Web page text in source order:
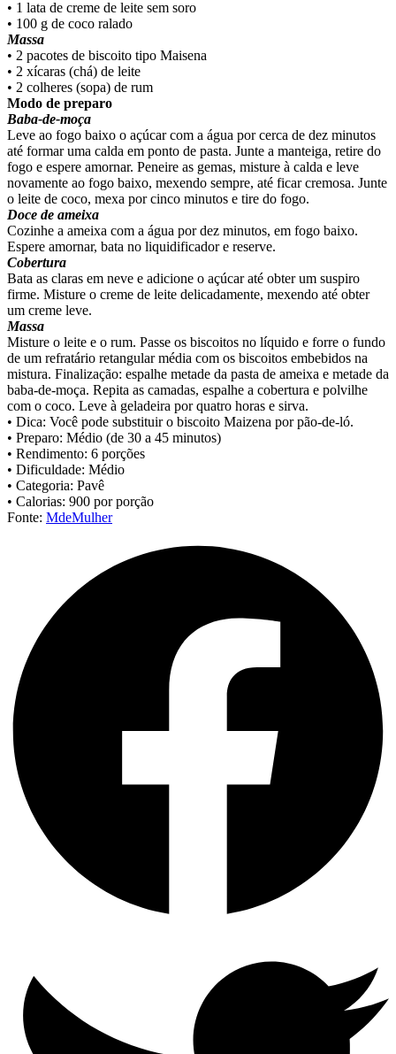
• 1 lata de creme de leite sem soro
• 100 g de coco ralado
Massa
• 2 pacotes de biscoito tipo Maisena
• 2 xícaras (chá) de leite
• 2 colheres (sopa) de rum
Modo de preparo
Baba-de-moça
Leve ao fogo baixo o açúcar com a água por cerca de dez minutos
até formar uma calda em ponto de pasta. Junte a manteiga, retire do
fogo e espere amornar. Peneire as gemas, misture à calda e leve
novamente ao fogo baixo, mexendo sempre, até ficar cremosa. Junte
o leite de coco, mexa por cinco minutos e tire do fogo.
Doce de ameixa
Cozinhe a ameixa com a água por dez minutos, em fogo baixo.
Espere amornar, bata no liquidificador e reserve.
Cobertura
Bata as claras em neve e adicione o açúcar até obter um suspiro
firme. Misture o creme de leite delicadamente, mexendo até obter
um creme leve.
Massa
Misture o leite e o rum. Passe os biscoitos no líquido e forre o fundo
de um refratário retangular média com os biscoitos embebidos na
mistura. Finalização: espalhe metade da pasta de ameixa e metade da
baba-de-moça. Repita as camadas, espalhe a cobertura e polvilhe
com o coco. Leve à geladeira por quatro horas e sirva.
• Dica: Você pode substituir o biscoito Maizena por pão-de-ló.
• Preparo: Médio (de 30 a 45 minutos)
• Rendimento: 6 porções
• Dificuldade: Médio
• Categoria: Pavê
• Calorias: 900 por porção
Fonte: MdeMulher